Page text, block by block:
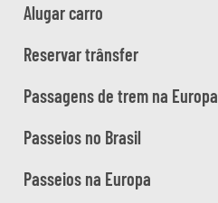
Alugar carro
Reservar trânsfer
Passagens de trem na Europa
Passeios no Brasil
Passeios na Europa